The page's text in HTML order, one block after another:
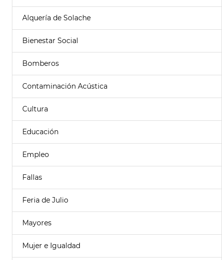
Alquería de Solache
Bienestar Social
Bomberos
Contaminación Acústica
Cultura
Educación
Empleo
Fallas
Feria de Julio
Mayores
Mujer e Igualdad